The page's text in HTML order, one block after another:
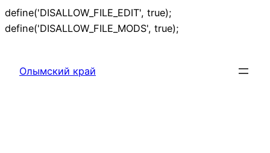
define('DISALLOW_FILE_EDIT', true);
define('DISALLOW_FILE_MODS', true);
Олымский край